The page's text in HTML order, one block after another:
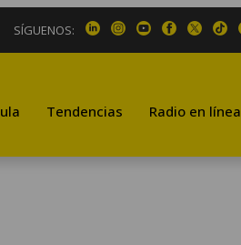
SÍGUENOS:
Tendencias Radio en línea